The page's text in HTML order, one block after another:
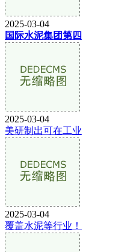
2025-03-04
国际水泥集团第四
2025-03-04
美研制出可在工业
2025-03-04
覆盖水泥等行业！